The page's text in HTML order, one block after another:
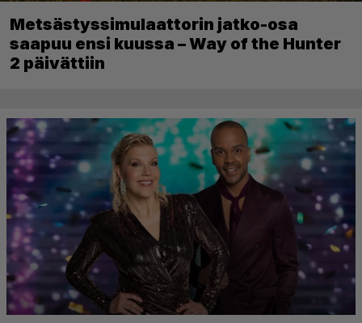
Metsästyssimulaattorin jatko-osa
saapuu ensi kuussa – Way of the Hunter
2 päivättiin